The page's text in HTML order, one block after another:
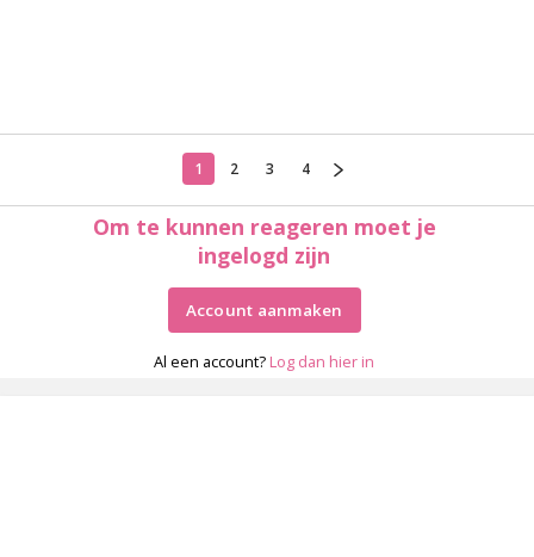
1 2 3 4
Om te kunnen reageren moet je
ingelogd zijn
Account aanmaken
Al een account? Log dan hier in